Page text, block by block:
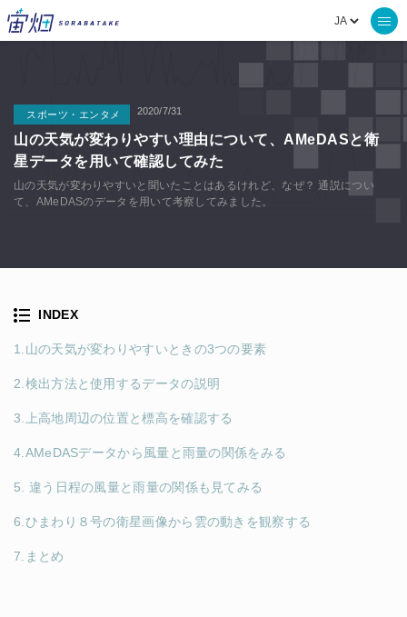
スポーツ・エンタメ 2020/7/31
山の天気が変わりやすい理由について、AMeDASと衛
星データを用いて確認してみた
山の天気が変わりやすいと聞いたことはあるけれど、なぜ？ 通説につい
て、AMeDASのデータを用いて考察してみました。
INDEX
1.山の天気が変わりやすいときの3つの要素
2.検出方法と使用するデータの説明
3.上高地周辺の位置と標高を確認する
4.AMeDASデータから風量と雨量の関係をみる
5. 違う日程の風量と雨量の関係も見てみる
6.ひまわり８号の衛星画像から雲の動きを観察する
7.まとめ